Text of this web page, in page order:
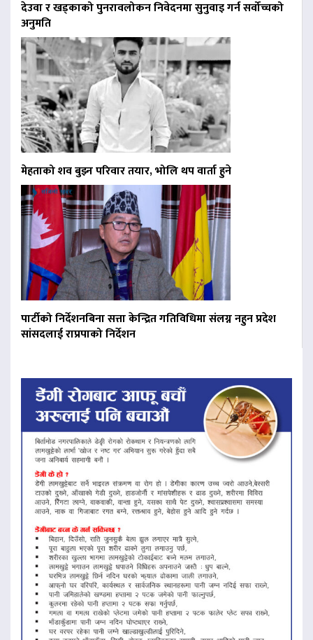
देउवा र खड्काको पुनरावलोकन निवेदनमा सुनुवाइ गर्न सर्वोच्चको
अनुमति
मेहताको शव बुझ्न परिवार तयार, भोलि थप वार्ता हुने
पार्टीको निर्देशनबिना सत्ता केन्द्रित गतिविधिमा संलग्न नहुन प्रदेश
सांसदलाई राप्रपाको निर्देशन